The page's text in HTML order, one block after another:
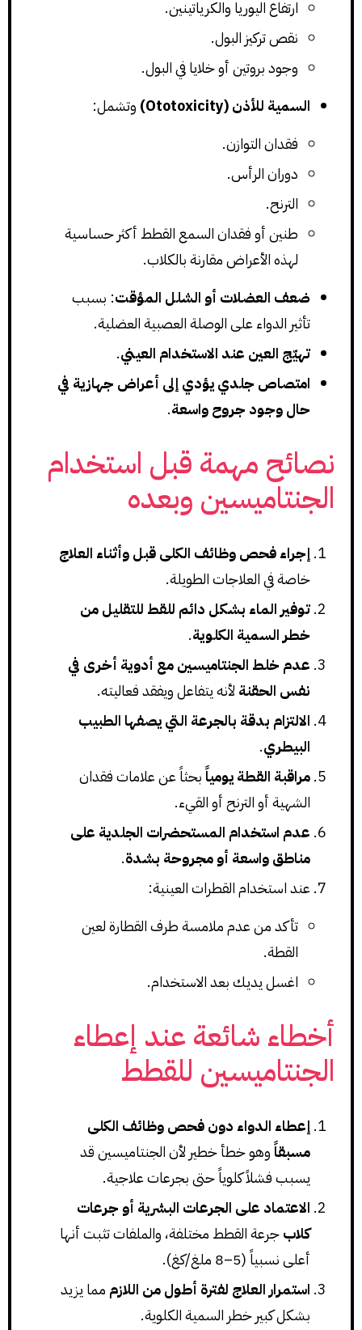
ارتفاع اليوريا والكرياتينين.
نقص تركيز البول.
وجود بروتين أو خلايا في البول.
السمية للأذن (Ototoxicity)
وتشمل:
فقدان التوازن.
دوران الرأس.
الترنح.
طنين أو فقدان السمع القطط أكثر حساسية
لهذه الأعراض مقارنة بالكلاب.
ضعف العضلات أو الشلل المؤقت: بسبب
تأثير الدواء على الوصلة العصبية العضلية.
تهيّج العين عند الاستخدام العيني.
امتصاص جلدي يؤدي إلى أعراض جهازية في
حال وجود جروح واسعة.
نصائح مهمة قبل استخدام
الجنتاميسين وبعده
إجراء فحص وظائف الكلى قبل وأثناء العلاج
خاصة في العلاجات الطويلة.
توفير الماء بشكل دائم للقط للتقليل من
خطر السمية الكلوية.
عدم خلط الجنتاميسين مع أدوية أخرى في
نفس الحقنة لأنه يتفاعل ويفقد فعاليته.
الالتزام بدقة بالجرعة التي يصفها الطبيب
البيطري.
مراقبة القطة يومياًبحثاً عن علامات فقدان
الشهية أو الترنح أو القيء.
عدم استخدام المستحضرات الجلدية على
مناطق واسعة أو مجروحة بشدة.
عند استخدام القطرات العينية:
تأكد من عدم ملامسة طرف القطارة لعين
القطة.
اغسل يديك بعد الاستخدام.
أخطاء شائعة عند إعطاء
الجنتاميسين للقطط
إعطاء الدواء دون فحص وظائف الكلى
مسبقاًوهو خطأ خطير لأن الجنتاميسين قد
يسبب فشلاً كلوياً حتى بجرعات علاجية.
الاعتماد على الجرعات البشرية أو جرعات
كلابجرعة القطط مختلفة، والملفات تثبت أنها
أعلى نسبياً (5–8 ملغ/كغ).
استمرار العلاج لفترة أطول من اللازم مما يزيد
بشكل كبير خطر السمية الكلوية.